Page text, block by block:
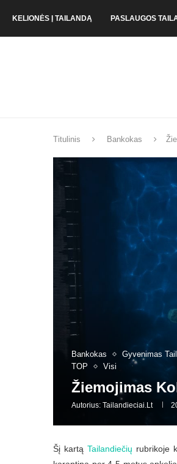
KELIONĖS Į TAILANDĄ PASLAUGOS
Titulinis Bankokas
Bankokas Gyvenimas
TOP
Visi
Žiemojimas
Autorius: Tailandieciai.lt
Šį kartąTailandiečių rubrikoje